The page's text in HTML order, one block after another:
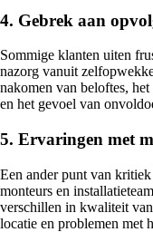
4. Gebrek aan
Sommige klanten uiten
nazorg vanuit
nakomen van beloftes,
en het gevoel van
5. Ervaringen met
Een ander punt van
monteurs en
verschillen in kwaliteit
locatie en problemen met